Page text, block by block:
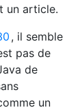
un article.
, il semble
pas de
de
un